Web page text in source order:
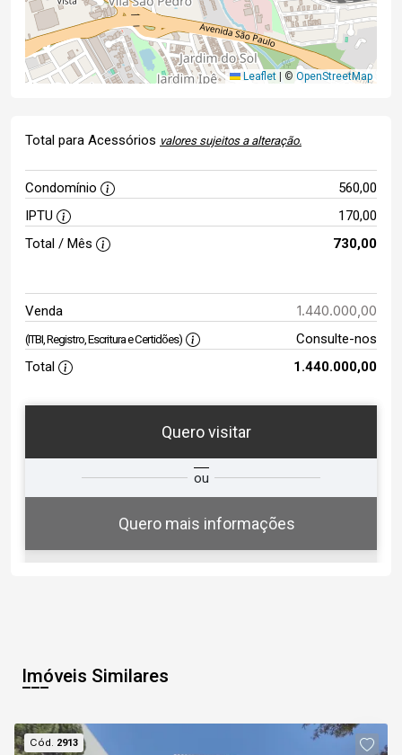
Leaflet | © OpenStreetMap
Total para Acessórios valores sujeitos a alteração.
Condomínio
560,00
IPTU
170,00
Total / Mês
730,00
Venda 1.440.000,00
(ITBI, Registro, Escritura e Certidões)
Consulte-nos
Total
1.440.000,00
Quero visitar
ou
Quero mais informações
Qual o melhor dia e horário para
você?
08
12:30
Imóveis Similares
Cód. 2913